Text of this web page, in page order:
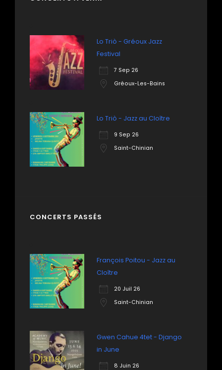
Lo Triò - Gréoux Jazz
Festival
7 Sep 26
Gréoux-Les-Bains
Lo Triò - Jazz au Cloître
9 Sep 26
Saint-Chinian
CONCERTS PASSÉS
François Poitou - Jazz au
Cloître
20 Juil 26
Saint-Chinian
Gwen Cahue 4tet - Django
in June
8 Juin 26